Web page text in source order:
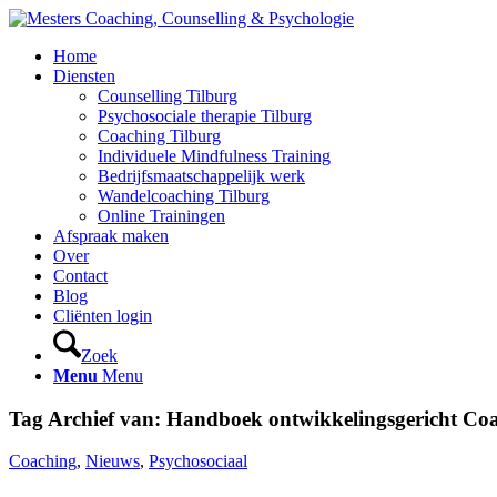
Home
Diensten
Counselling Tilburg
Psychosociale therapie Tilburg
Coaching Tilburg
Individuele Mindfulness Training
Bedrijfsmaatschappelijk werk
Wandelcoaching Tilburg
Online Trainingen
Afspraak maken
Over
Contact
Blog
Cliënten login
Zoek
Menu Menu
Tag Archief van: Handboek ontwikkelingsgericht
Coaching, Nieuws, Psychosociaal